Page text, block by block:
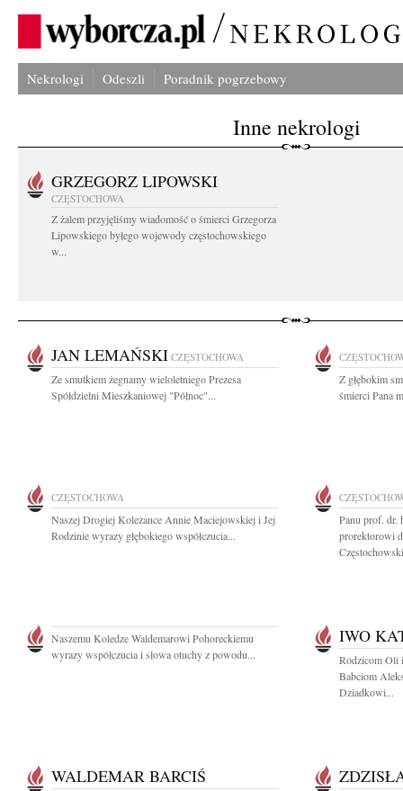
Nekrologi Odeszli Poradnik pogrzebowy
Inne nekrologi
GRZEGORZ LIPOWSKI
CZĘSTOCHOWA
Z żalem przyjęliśmy wiadomość o śmierci Grzegorza
Lipowskiego byłego wojewody częstochowskiego
w...
JAN LEMAŃSKI CZĘSTOCHOWA
Ze smutkiem żegnamy wieloletniego Prezesa
Spółdzielni Mieszkaniowej "Północ"...
Z głębokim
śmierci Pana
CZĘSTOCHOWA
Naszej Drogiej Koleżance Annie Maciejowskiej i Jej
Rodzinie wyrazy głębokiego współczucia...
Panu prof. dr.
prorektorowi
Naszemu Koledze Waldemarowi Pohoreckiemu
wyrazy współczucia i słowa otuchy z powodu...
IWO
Rodzicom Oli
Babciom
Dziadkowi...
WALDEMAR BARCIŚ